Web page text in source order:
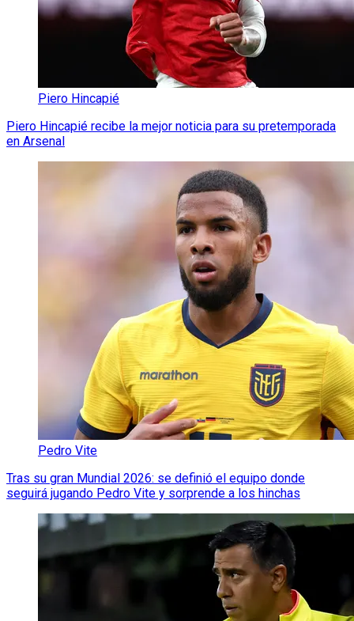
Piero Hincapié
Piero Hincapié recibe la mejor noticia para su pretemporada
en Arsenal
Pedro Vite
Tras su gran Mundial 2026: se definió el equipo donde
seguirá jugando Pedro Vite y sorprende a los hinchas